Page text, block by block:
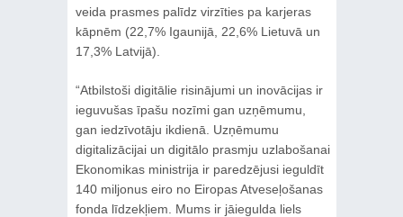
veida prasmes palīdz virzīties pa karjeras
kāpnēm (22,7% Igaunijā, 22,6% Lietuvā un
17,3% Latvijā).
“Atbilstoši digitālie risinājumi un inovācijas ir
ieguvušas īpašu nozīmi gan uzņēmumu,
gan iedzīvotāju ikdienā. Uzņēmumu
digitalizācijai un digitālo prasmju uzlabošanai
Ekonomikas ministrija ir paredzējusi ieguldīt
140 miljonus eiro no Eiropas Atveseļošanas
fonda līdzekļiem. Mums ir jāiegulda liels